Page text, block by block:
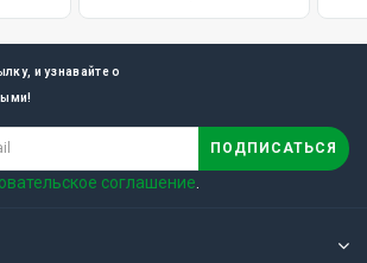
и узнавайте о
ПОДПИСАТЬСЯ
соглашение